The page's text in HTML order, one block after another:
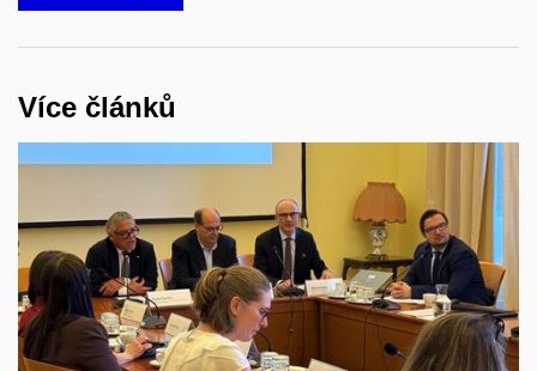
Více článků